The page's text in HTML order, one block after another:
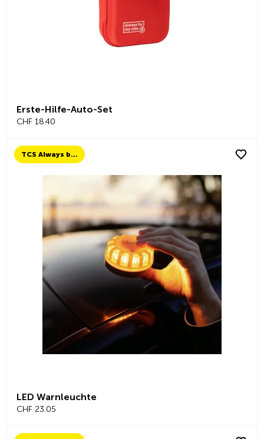
Erste-Hilfe-Auto-Set
CHF 18.40
TCS Always by my side
LED Warnleuchte
CHF 23.05